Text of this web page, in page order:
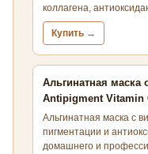
коллагена,
Купить →
Альгинатная
Antipigment Vitamin
Альгинатная маска с
пигментации и
домашнего и